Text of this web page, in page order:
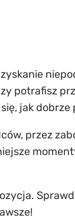
potrafisz
jak dobrze
przez